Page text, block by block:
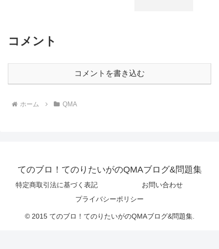
コメント
コメントを書き込む
ホーム QMA
てのブロ！てのりたいがのQMAブログ&問題集
特定商取引法に基づく表記
お問い合わせ
プライバシーポリシー
© 2015 てのブロ！てのりたいがのQMAブログ&問題集.